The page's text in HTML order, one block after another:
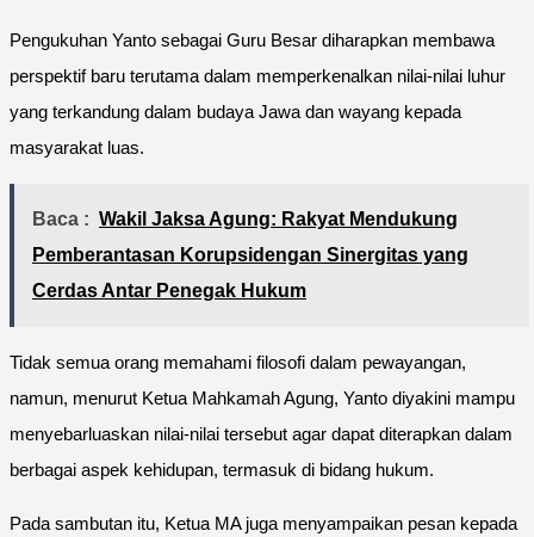
Pengukuhan Yanto sebagai Guru Besar diharapkan membawa
perspektif baru terutama dalam memperkenalkan nilai-nilai luhur
yang terkandung dalam budaya Jawa dan wayang kepada
masyarakat luas.
Baca : Wakil Jaksa Agung: Rakyat Mendukung
Pemberantasan Korupsidengan Sinergitas yang
Cerdas Antar Penegak Hukum
Tidak semua orang memahami filosofi dalam pewayangan,
namun, menurut Ketua Mahkamah Agung, Yanto diyakini mampu
menyebarluaskan nilai-nilai tersebut agar dapat diterapkan dalam
berbagai aspek kehidupan, termasuk di bidang hukum.
Pada sambutan itu, Ketua MA juga menyampaikan pesan kepada